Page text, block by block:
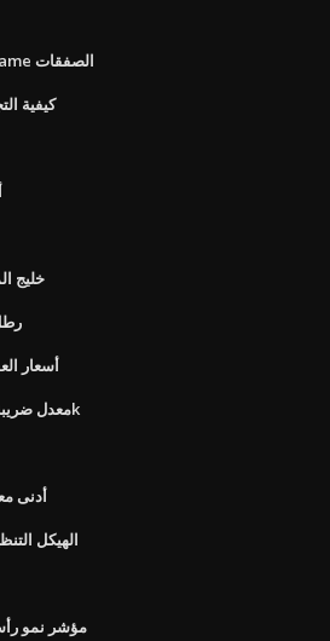
البوكيمون الذهب والفضة ingame الصفقات
كيفية
خليج
أسعار
معدل ضريبة ميشيغان على الانسحاب 401k
أدنى
الهيكل
مؤشر نمو